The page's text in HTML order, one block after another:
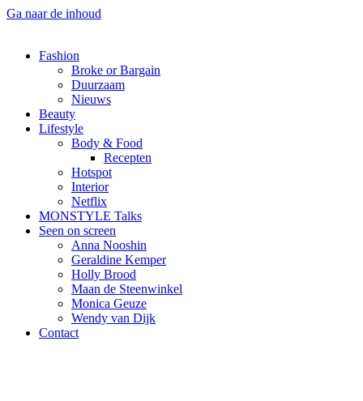
Ga naar de inhoud
Fashion
Broke or Bargain
Duurzaam
Nieuws
Beauty
Lifestyle
Body & Food
Recepten
Hotspot
Interior
Netflix
MONSTYLE Talks
Seen on screen
Anna Nooshin
Geraldine Kemper
Holly Brood
Maan de Steenwinkel
Monica Geuze
Wendy van Dijk
Contact